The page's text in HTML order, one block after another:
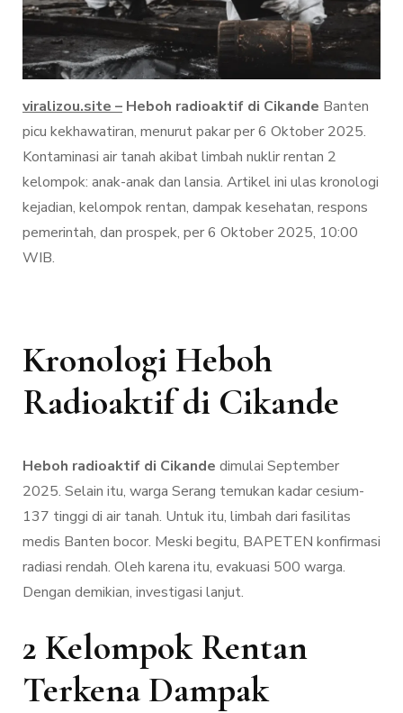
viralizou.site – Heboh radioaktif di Cikande Banten
picu kekhawatiran, menurut pakar per 6 Oktober 2025.
Kontaminasi air tanah akibat limbah nuklir rentan 2
kelompok: anak-anak dan lansia. Artikel ini ulas kronologi
kejadian, kelompok rentan, dampak kesehatan, respons
pemerintah, dan prospek, per 6 Oktober 2025, 10:00
WIB.
Kronologi Heboh
Radioaktif di Cikande
Heboh radioaktif di Cikande dimulai September
2025. Selain itu, warga Serang temukan kadar cesium-
137 tinggi di air tanah. Untuk itu, limbah dari fasilitas
medis Banten bocor. Meski begitu, BAPETEN konfirmasi
radiasi rendah. Oleh karena itu, evakuasi 500 warga.
Dengan demikian, investigasi lanjut.
2 Kelompok Rentan
Terkena Dampak